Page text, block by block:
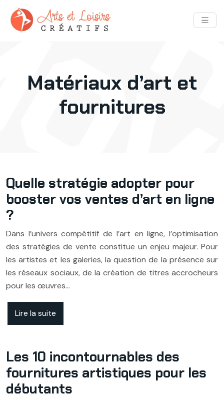
Matériaux d’art et
fournitures
Quelle stratégie adopter pour
booster vos ventes d’art en ligne
?
Dans l’univers compétitif de l’art en ligne, l’optimisation
des stratégies de vente constitue un enjeu majeur. Pour
les artistes et les galeries, la question de la présence sur
les réseaux sociaux, de la création de titres accrocheurs
pour les œuvres…
Lire la suite
Les 10 incontournables des
fournitures artistiques pour les
débutants